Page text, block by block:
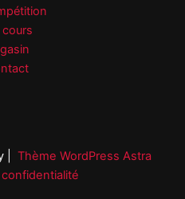
cours
| Thème WordPress Astra